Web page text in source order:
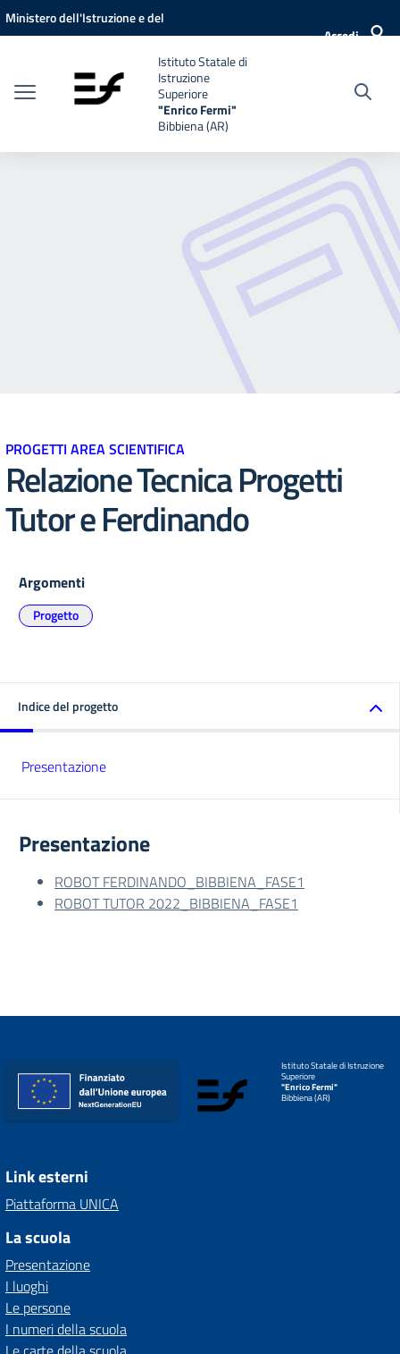
Vai ai contenuti
Vai al menu di navigazione
Vai al footer
Ministero dell'Istruzione e del
Accedi
Istituto Statale di
Istruzione
Superiore
"Enrico Fermi"
Bibbiena (AR)
PROGETTI AREA SCIENTIFICA
Relazione Tecnica Progetti
Tutor e Ferdinando
Argomenti
Progetto
Indice del progetto
Presentazione
Presentazione
ROBOT FERDINANDO_BIBBIENA_FASE1
ROBOT TUTOR 2022_BIBBIENA_FASE1
Istituto Statale di Istruzione
Superiore
"Enrico Fermi"
Bibbiena (AR)
Link esterni
Piattaforma UNICA
La scuola
Presentazione
I luoghi
Le persone
I numeri della scuola